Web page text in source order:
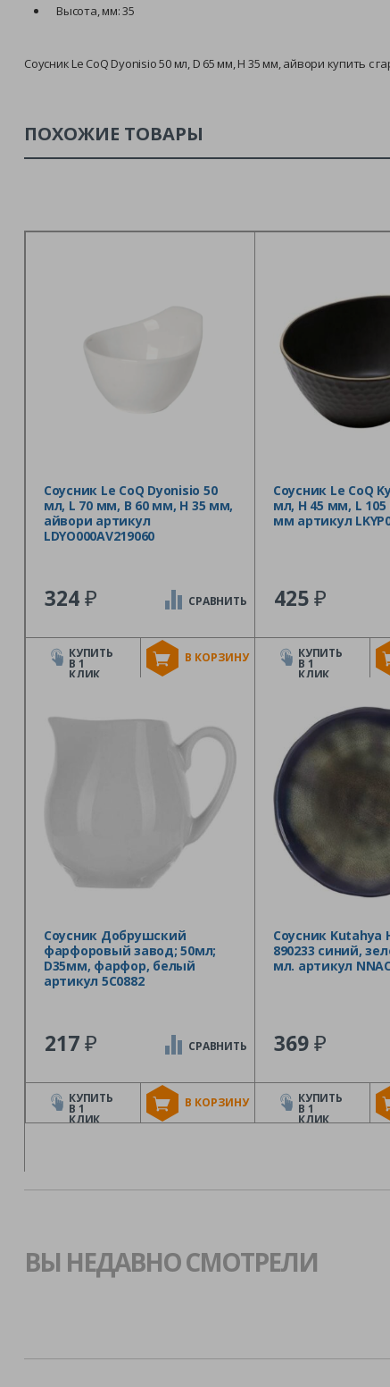
Высота, мм: 35
Соусник Le CoQ Dyonisio 50 мл, D 65 мм, H 35 мм, айвори купить
ПОХОЖИЕ ТОВАРЫ
Соусник Le CoQ Dyonisio 50
мл, L 70 мм, B 60 мм, H 35 мм,
айвори артикул
LDYO000AV219060
324₽
В КОРЗИНУ
СРАВНИТЬ
КУПИТЬ
В 1
КЛИК
Соусник Le CoQ
мл, H 45 мм, L
мм артикул
425₽
КУПИТЬ
В 1
КЛИК
Соусник Добрушский
фарфоровый завод; 50мл;
D35мм, фарфор, белый
артикул 5C0882
217₽
В КОРЗИНУ
СРАВНИТЬ
КУПИТЬ
В 1
КЛИК
Соусник Kutahya
890233 синий,
мл. артикул
369₽
КУПИТЬ
В 1
КЛИК
ВЫ НЕДАВНО СМОТРЕЛИ